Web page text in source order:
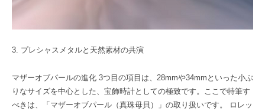
3. プレシャスメタルと天然素材の共演
マザーオブパールの進化 3つ目の項目は、28mmや34mmといった小ぶ
りなサイズを中心とした、宝飾時計としての極致です。ここで特筆す
べきは、「マザーオブパール（真珠母貝）」の取り扱いです。 ロレッ